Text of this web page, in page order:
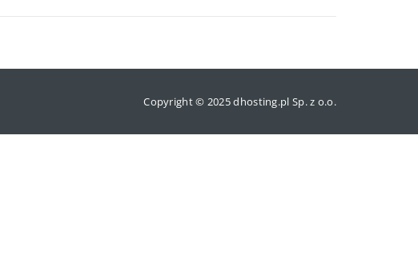
Copyright © 2025 dhosting.pl Sp. z o.o.